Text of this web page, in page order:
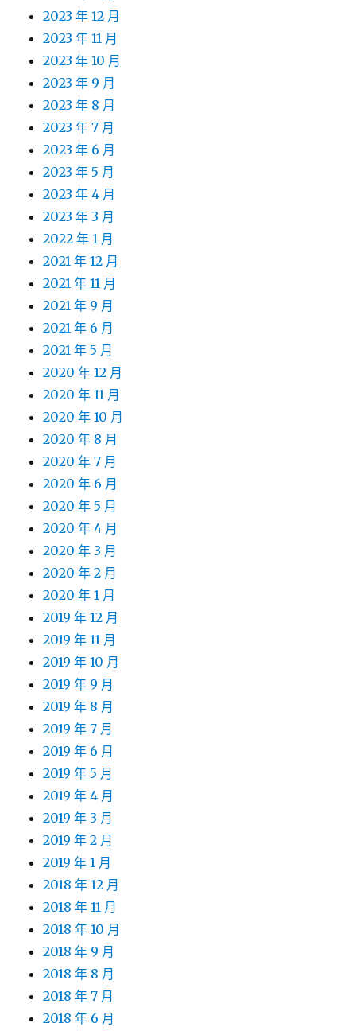
2023 年 12 月
2023 年 11 月
2023 年 10 月
2023 年 9 月
2023 年 8 月
2023 年 7 月
2023 年 6 月
2023 年 5 月
2023 年 4 月
2023 年 3 月
2022 年 1 月
2021 年 12 月
2021 年 11 月
2021 年 9 月
2021 年 6 月
2021 年 5 月
2020 年 12 月
2020 年 11 月
2020 年 10 月
2020 年 8 月
2020 年 7 月
2020 年 6 月
2020 年 5 月
2020 年 4 月
2020 年 3 月
2020 年 2 月
2020 年 1 月
2019 年 12 月
2019 年 11 月
2019 年 10 月
2019 年 9 月
2019 年 8 月
2019 年 7 月
2019 年 6 月
2019 年 5 月
2019 年 4 月
2019 年 3 月
2019 年 2 月
2019 年 1 月
2018 年 12 月
2018 年 11 月
2018 年 10 月
2018 年 9 月
2018 年 8 月
2018 年 7 月
2018 年 6 月